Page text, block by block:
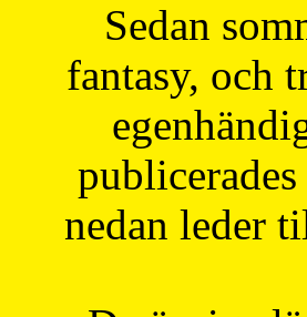
Sedan
fantasy, och
nedan leder